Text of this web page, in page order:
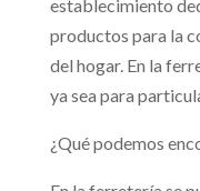
establecimiento
productos para la
del hogar. En la
ya sea para
¿Qué podemos